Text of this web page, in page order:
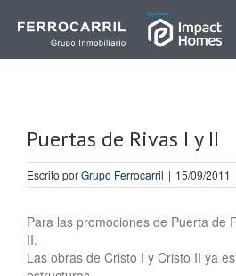
Puertas de Rivas I y II
Escrito porGrupo Ferrocarril | 15/09/2011
Para las promociones de Puerta de
II.
Las obras de Cristo I y Cristo II ya